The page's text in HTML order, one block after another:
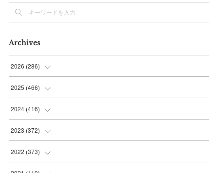
Archives
2026 (286)
(7)
(36
(37
(42
2025 (466)
(56
(37
(35
(36
2024 (416)
(38
(39
(38
2023 (372)
(31
(30
2022 (373)